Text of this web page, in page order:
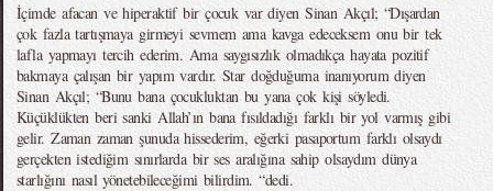
İçimde afacan ve hiperaktif bir çocuk var diyen Sinan Akçıl; “Dışardan
çok fazla tartışmaya girmeyi sevmem ama kavga edeceksem onu bir tek
lafla yapmayı tercih ederim. Ama saygısızlık olmadıkça hayata pozitif
bakmaya çalışan bir yapım vardır. Star doğduğuma inanıyorum diyen
Sinan Akçıl; “Bunu bana çocukluktan bu yana çok kişi söyledi.
Küçüklükten beri sanki Allah’ın bana fısıldadığı farklı bir yol varmış gibi
gelir. Zaman zaman şunuda hissederim, eğerki pasaportum farklı olsaydı
gerçekten istediğim sınırlarda bir ses aralığına sahip olsaydım dünya
starlığını nasıl yönetebileceğimi bilirdim. “dedi.